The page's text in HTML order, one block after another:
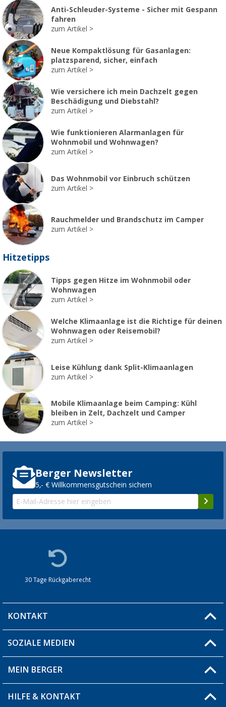
Anti-Schleuder-Systeme - Sicher mit Gespann
fahren
zum Artikel
Neue Kompaktlösung für Gasanlagen:
platzsparend, sicher, einfach
zum Artikel
Wie versichere ich mein Dachzelt gegen
Beschädigung und Diebstahl?
zum Artikel
Wie funktionieren Alarmanlagen für
Wohnmobil und Wohnwagen?
zum Artikel
Das Wohnmobil vor Einbruch schützen
zum Artikel
Rauchmelder und Brandschutz im Camper
zum Artikel
Hitzetipps
Tipps gegen Hitze im Wohnmobil oder
Wohnwagen
zum Artikel
Welche Klimaanlage ist die Richtige für deinen
Wohnwagen oder Reisemobil?
zum Artikel
Leise Kühlung dank Split-Klimaanlagen
zum Artikel
Mobile Klimaanlage beim Camping: Kühl
bleiben in Zelt, Dachzelt und Camper
zum Artikel
Berger Newsletter
5,- € Willkommensgutschein sichern
30 Tage Rückgaberecht
KONTAKT
Du hast eine Frage?
Filiale finden
SOZIALE MEDIEN
MEIN BERGER
Blog
HILFE & KONTAKT